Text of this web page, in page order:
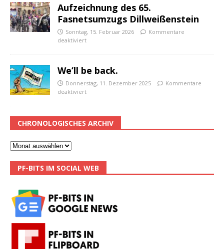
Aufzeichnung des 65.
Fasnetsumzugs Dillweißenstein
Sonntag, 15. Februar 2026
Kommentare
deaktiviert
We’ll be back.
Donnerstag, 11. Dezember 2025
Kommentare
deaktiviert
CHRONOLOGISCHES ARCHIV
PF-BITS IM SOCIAL WEB